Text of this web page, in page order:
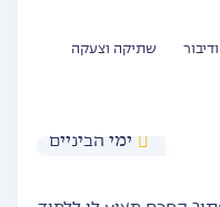
שתיקה וצעקה
ימי הביניים